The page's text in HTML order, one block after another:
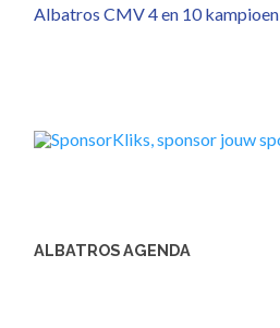
Albatros CMV 4 en 10 kampioen
ALBATROS AGENDA